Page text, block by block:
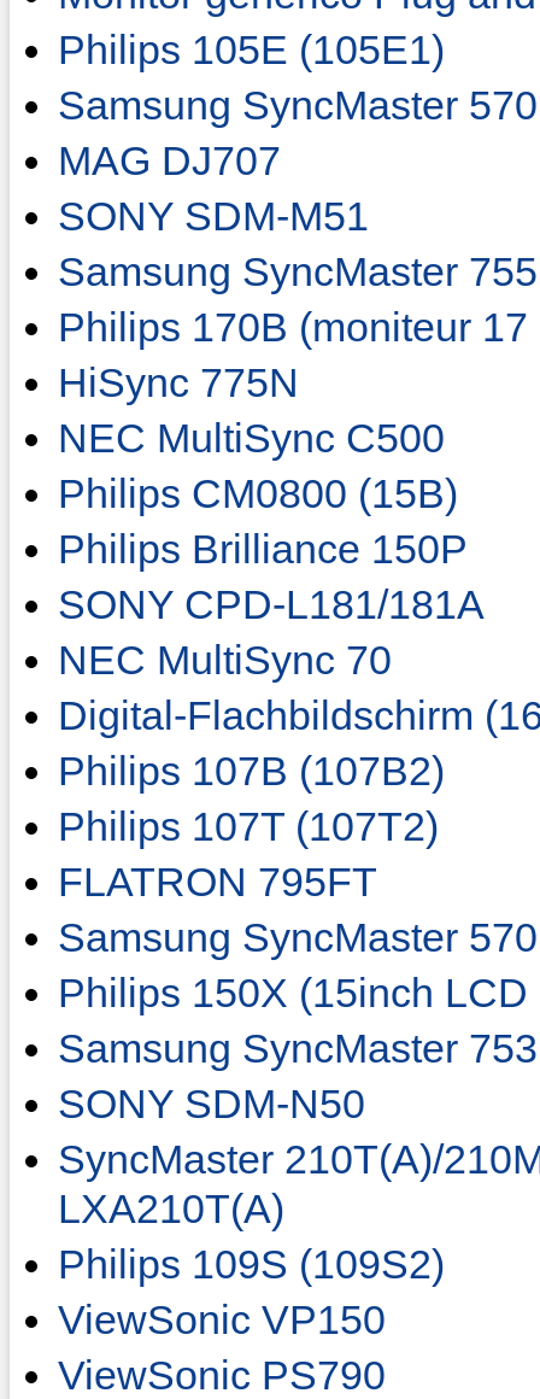
Philips 105E (105E1)
Samsung SyncMaster
MAG DJ707
SONY SDM-M51
Samsung SyncMaster
Philips 170B (moniteur 17
HiSync 775N
NEC MultiSync C500
Philips CM0800 (15B)
Philips Brilliance 150P
SONY CPD-L181/181A
NEC MultiSync 70
Digital-Flachbildschirm
Philips 107B (107B2)
Philips 107T (107T2)
FLATRON 795FT
Samsung SyncMaster
Philips 150X (15inch LCD
Samsung SyncMaster
SONY SDM-N50
SyncMaster 210T(A)/
LXA210T(A)
Philips 109S (109S2)
ViewSonic VP150
ViewSonic PS790